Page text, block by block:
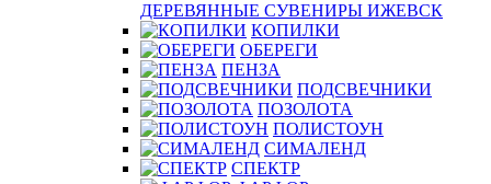
ДЕРЕВЯННЫЕ СУВЕНИРЫ ИЖЕВСК
КОПИЛКИ
ОБЕРЕГИ
ПЕНЗА
ПОДСВЕЧНИКИ
ПОЗОЛОТА
ПОЛИСТОУН
СИМАЛЕНД
СПЕКТР